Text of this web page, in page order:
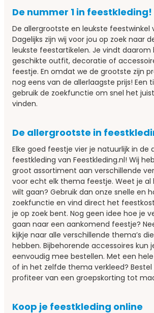
De nummer 1 in feestkleding!
De allergrootste en leukste feestwinkel
Dagelijks zijn wij voor jou op zoek naar
leukste feestartikelen. Je vindt daarom
geschikte outfit, decoratie of
feestje. En omdat we de grootste zijn
nog eens van de allerlaagste prijs! Een
gebruik de zoekfunctie om snel het
vinden.
De allergrootste in
Elke goed feestje vier je natuurlijk in de
feestkleding van Feestkleding.nl! Wij
groot assortiment aan verschillende
voor echt elk thema feestje. Weet je al
wilt gaan? Gebruik dan onze snelle en
zoekfunctie en vind direct het
je op zoek bent. Nog geen idee hoe je
gaan naar een aankomend feestje?
kijkje naar alle verschillende thema’s
hebben. Bijbehorende accessoires kun
eenvoudig mee bestellen. Met een
of in het zelfde thema verkleed?
profiteer van een groepskorting tot
Koop je feestkleding online